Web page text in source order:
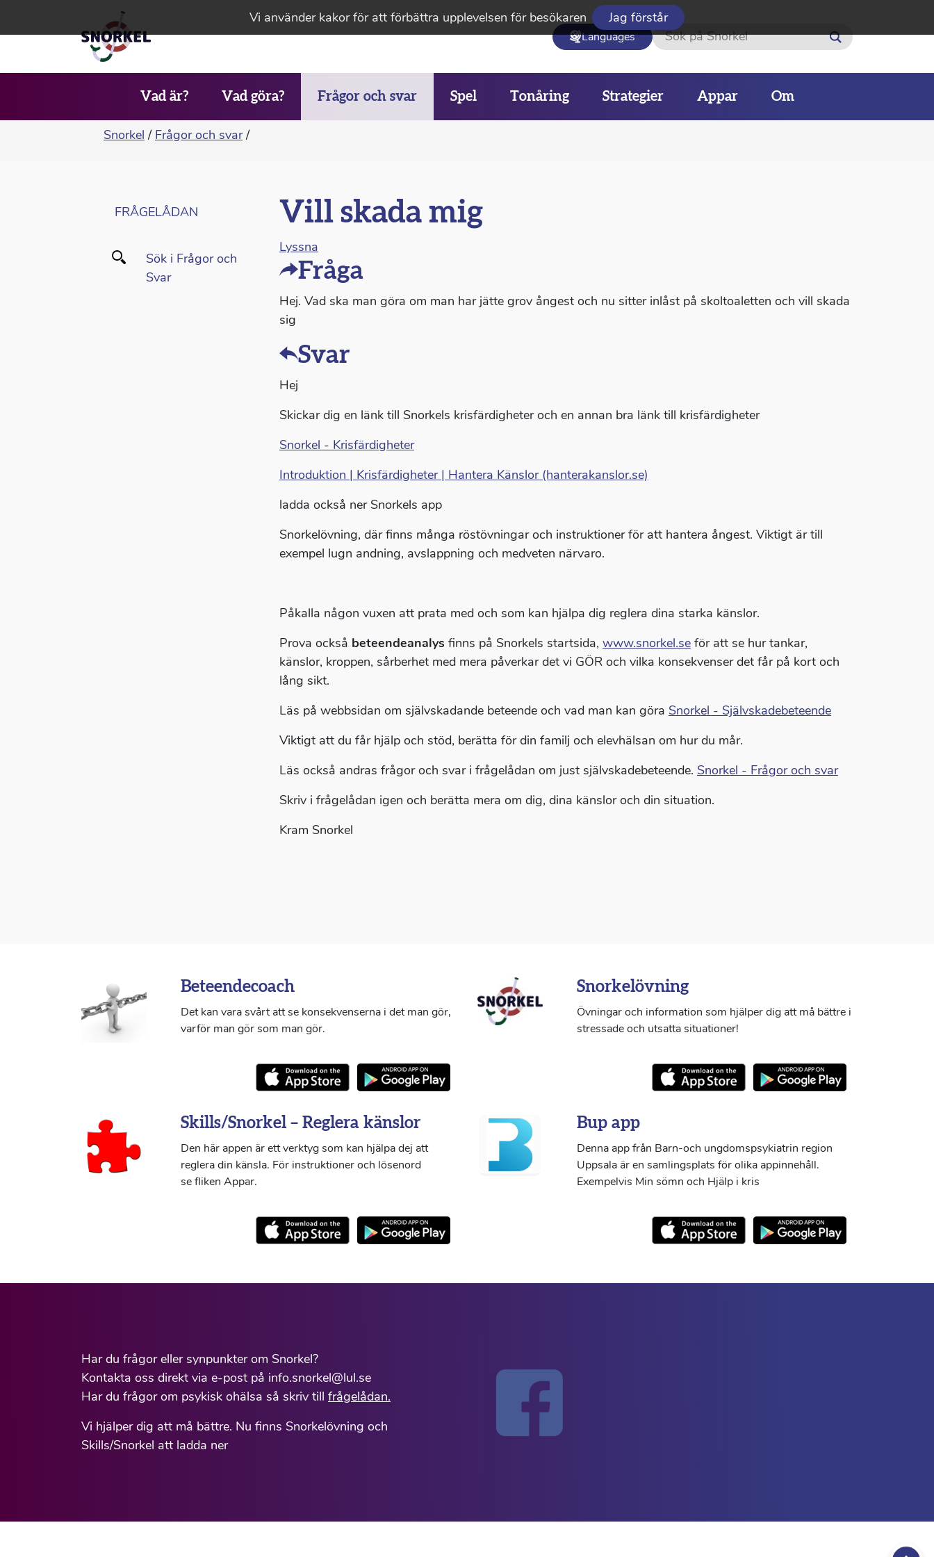
Vi använder kakor för att förbättra upplevelsen för besökaren Jag förstår
Languages Sök
Vad är? Vad göra? Frågor och svar Spel Tonåring Strategier Appar Om
Snorkel / Frågor och svar /
FRÅGELÅDAN
Sök i Frågor och
Svar
Vill skada mig
Lyssna
Fråga
Hej. Vad ska man göra om man har jätte grov ångest och nu sitter inlåst på skoltoaletten och vill skada
sig
Svar
Hej
Skickar dig en länk till Snorkels krisfärdigheter och en annan bra länk till krisfärdigheter
Snorkel - Krisfärdigheter
Introduktion | Krisfärdigheter | Hantera Känslor (hanterakanslor.se)
ladda också ner Snorkels app
Snorkelövning, där finns många röstövningar och instruktioner för att hantera ångest. Viktigt är till
exempel lugn andning, avslappning och medveten närvaro.
Påkalla någon vuxen att prata med och som kan hjälpa dig reglera dina starka känslor.
Prova också beteendeanalys finns på Snorkels startsida, www.snorkel.se för att se hur tankar,
känslor, kroppen, sårberhet med mera påverkar det vi GÖR och vilka konsekvenser det får på kort och
lång sikt.
Läs på webbsidan om självskadande beteende och vad man kan göra Snorkel - Självskadebeteende
Viktigt att du får hjälp och stöd, berätta för din familj och elevhälsan om hur du mår.
Läs också andras frågor och svar i frågelådan om just självskadebeteende. Snorkel - Frågor och svar
Skriv i frågelådan igen och berätta mera om dig, dina känslor och din situation.
Kram Snorkel
Beteendecoach
Det kan vara svårt att se konsekvenserna i det man gör,
varför man gör som man gör.
Snorkelövning
Övningar och information som hjälper dig att må bättre i
stressade och utsatta situationer!
Skills/Snorkel – Reglera känslor
Den här appen är ett verktyg som kan hjälpa dej att
reglera din känsla. För instruktioner och lösenord
se fliken Appar.
Bup app
Denna app från Barn-och ungdomspsykiatrin region
Uppsala är en samlingsplats för olika appinnehåll.
Exempelvis Min sömn och Hjälp i kris
Har du frågor eller synpunkter om Snorkel?
Kontakta oss direkt via e-post på info.snorkel@lul.se
Har du frågor om psykisk ohälsa så skriv till frågelådan.
Vi hjälper dig att må bättre. Nu finns Snorkelövning och
Skills/Snorkel att ladda ner